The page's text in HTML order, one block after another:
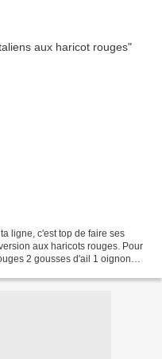
ligne, c'est top de faire ses
aux haricots rouges. Pour
2 gousses d'ail 1 oignon